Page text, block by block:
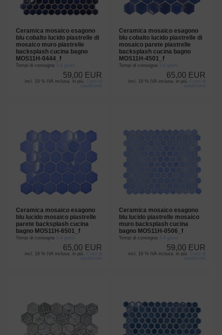
Ceramica mosaico esagono
blu cobalto lucido piastrelle di
mosaico muro piastrelle
backsplash cucina bagno
MOS11H-0444_f
Tempi di consegna 3-4 giorni
59,00 EUR
incl. 19 % IVA inclusa. in più.
Costi di
spedizione
Ceramica mosaico esagono
blu cobalto lucido piastrelle di
mosaico parete piastrelle
backsplash cucina bagno
MOS11H-4501_f
Tempi di consegna 3-4 giorni
65,00 EUR
incl. 19 % IVA inclusa. in più.
Costi di
spedizione
Ceramica mosaico esagono
blu lucido mosaico piastrelle
parete backsplash cucina
bagno MOS11H-6501_f
Tempi di consegna 3-4 giorni
65,00 EUR
incl. 19 % IVA inclusa. in più.
Costi di
spedizione
Ceramica mosaico esagono
blu lucido piastrelle mosaico
muro backsplash cucina
bagno MOS11H-0506_f
Tempi di consegna 3-4 giorni
59,00 EUR
incl. 19 % IVA inclusa. in più.
Costi di
spedizione